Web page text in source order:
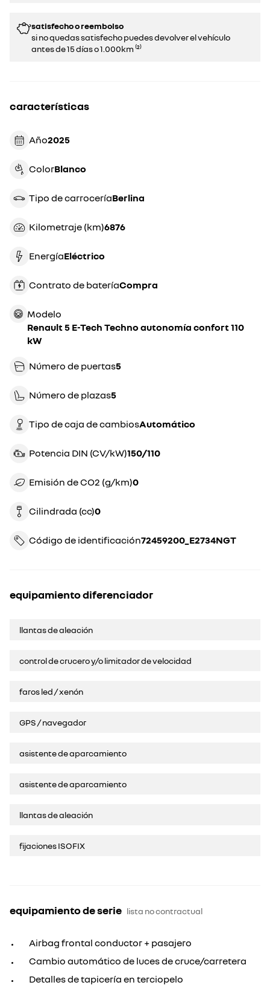
satisfecho o reembolso
si no quedas satisfecho puedes devolver el vehículo
antes de 15 días o 1.000km ⁽²⁾
características
Año 2025
Color blanco
Tipo de carrocería berlina
Kilometraje (km) 6876
Energía eléctrico
Contrato de batería compra
Modelo
Renault 5 E-Tech Techno autonomía confort 110
kW
Número de puertas5
Número de plazas5
Tipo de caja de cambios automático
Potencia DIN (CV/kW) 150/110
Emisión de CO2 (g/km)0
Cilindrada (cc)0
Código de identificación 72459200_E2734NGT
equipamiento diferenciador
llantas de aleación
control de crucero y/o limitador de velocidad
faros led / xenón
GPS / navegador
asistente de aparcamiento
asistente de aparcamiento
llantas de aleación
fijaciones ISOFIX
equipamiento de serie lista no contractual
Airbag frontal conductor + pasajero
Cambio automático de luces de cruce/carretera
Detalles de tapicería en terciopelo